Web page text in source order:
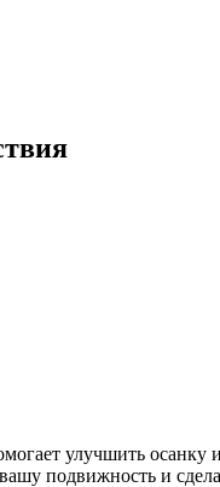
улучшить
подвижность и